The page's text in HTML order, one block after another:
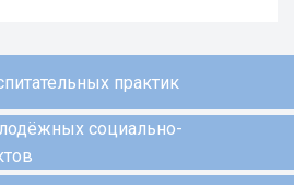
практик
социально-